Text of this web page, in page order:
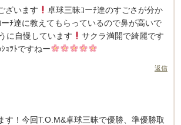
ざいます
卓球三昧ｺーﾁ達のすごさが分か
ﾁ達に教えてもらっているので鼻が高いで
に自慢しています
サクラ満開で綺麗です
ｮﾂﾄですねー
返信
す！今回T.O.M&卓球三昧で優勝、準優勝取